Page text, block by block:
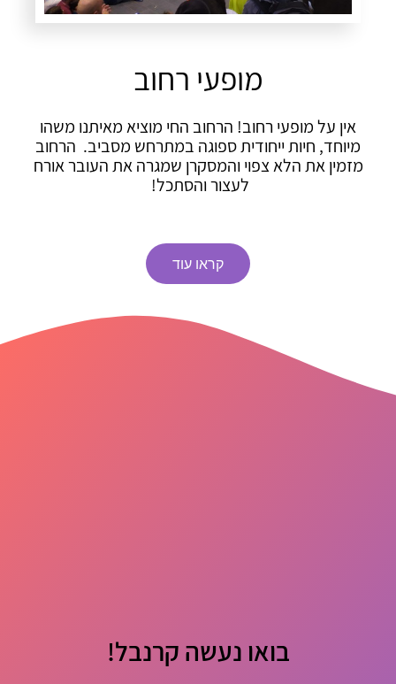
מופעי רחוב
אין על מופעי רחוב! הרחוב החי מוציא מאיתנו משהו
מיוחד, חיות ייחודית ספוגה במתרחש מסביב. הרחוב
מזמין את הלא צפוי והמסקרן שמגרה את העובר אורח
לעצור והסתכל!
קראו עוד
בואו נעשה קרנבל!